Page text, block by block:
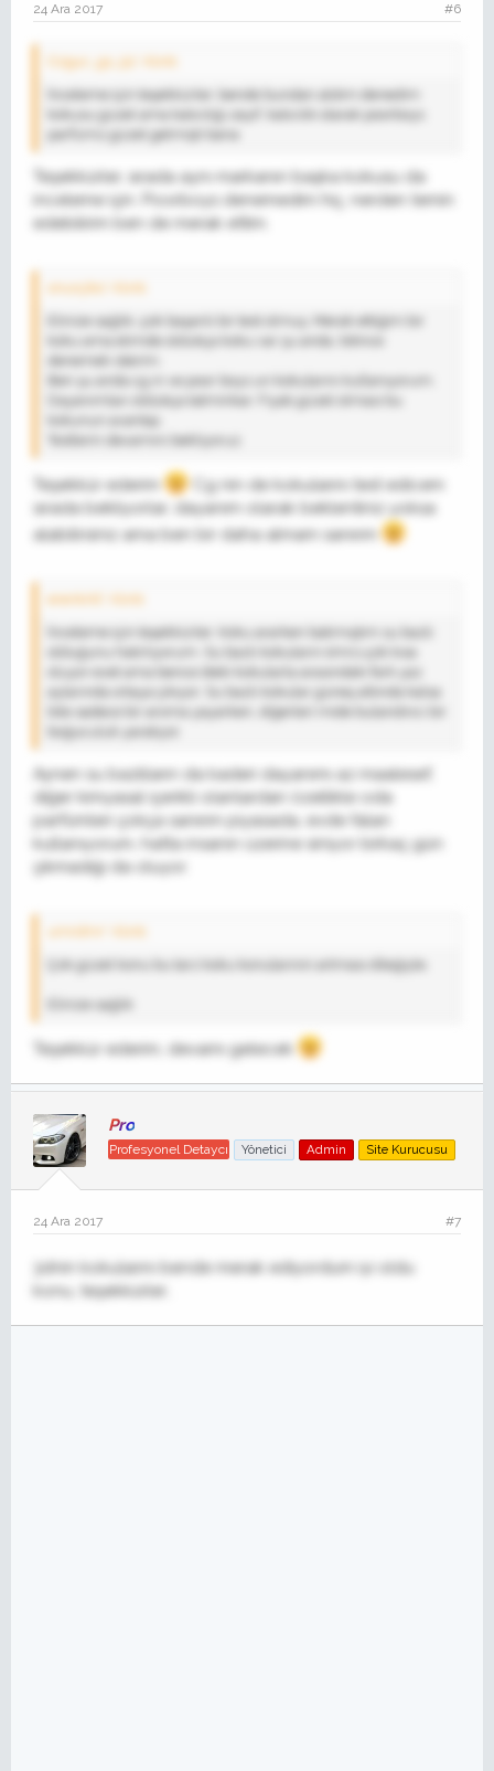
24 Ara 2017 #6
Ozgur_gs_91' Alıntı:
İnceleme için teşekkürler, bende bundan aldım denedim
parfümü güzel gelmişti bana
Teşekkürler, sırada aynı markanın başka kokusu da
inceleme için. Poorboys denemedim hiç, nerden temin
edebilirim ben de merak ettim.
Elinize sağlık, çok başarılı bir test olmuş. Merak ettiğim bir
Dayanımları oldukça tatminkar. Fiyatı güzel olması bu
Teşekkür ederim
Cg nin de kokularını test edicem
sırada bekliyorlar, dayanım olarak beklentiniz yoksa
alabilirsiniz ama ben bir daha almam sanırım
İnceleme için teşekkürler. Koku ararken bakmıştım su bazlı
aylarında ortaya çıkıyor. Su bazlı kokular güneş altında kalsa
bile sadece bir aroma yayarken, diğerleri mide bulandırıcı bir
boğuculuk yaratıyor.
Aynen su bazlıların da kaderi dayanımı az maalesef,
diğer kimyasal içerikli olanlardan özellikle oda
parfümleri çokça sanırım piyasada, evde falan
kullanıyorum, hatta insanın üzerine siniyor birkaç gün
çıkmadığı da oluyor.
Çok güzel konu bu tarz koku konularının artması dileğiyle.
Elinize sağlık
Teşekkür ederim, devamı gelecek
Pro
Profesyonel Detaycı Yönetici Admin Site Kurucusu
24 Ara 2017 #7
3dnin kokularını bende merak ediyordum iyi oldu
konu, teşekkürler..